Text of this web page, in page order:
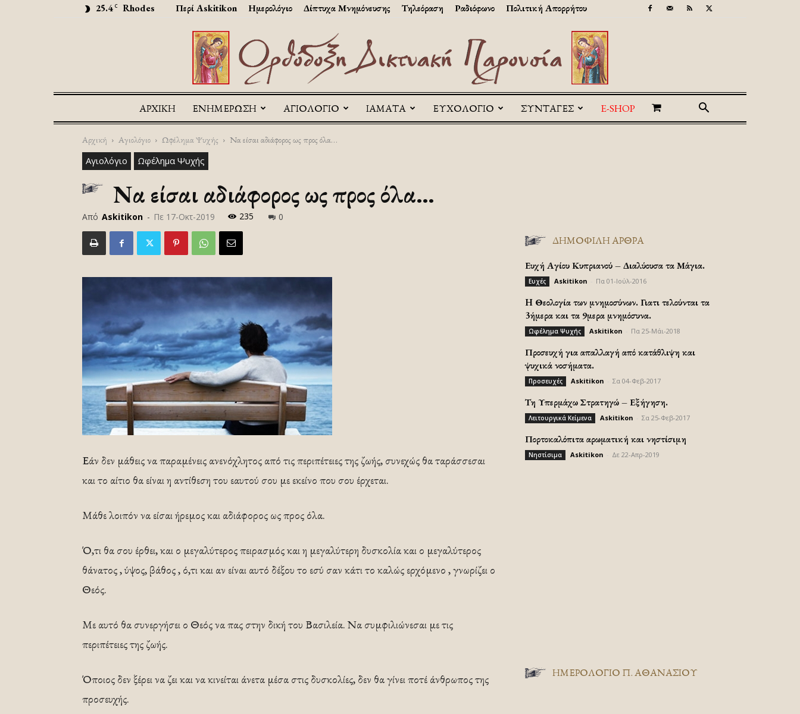
25.4 C Rhodes Περί Askitikon Ημερολόγιο Δίπτυχα Μνημόνευσης Τηλεόραση Ραδιόφωνο Πολιτική Απορρήτου
Askitikon
ΑΡΧΙΚΉ ΕΝΗΜΕΡΩΣΗ ΑΓΙΟΛΟΓΙΟ ΙΑΜΑΤΑ ΕΥΧΟΛΟΓΙΟ ΣΥΝΤΑΓΕΣ E-SHOP
Αρχική Αγιολόγιο Ωφέλημα Ψυχής Να είσαι αδιάφορος ως προς όλα…
Αγιολόγιο Ωφέλημα Ψυχής
Να είσαι αδιάφορος ως προς όλα…
Από Askitikon - Πε 17-Οκτ-2019 235 0
Εάν δεν μάθεις να παραμένεις ανενόχλητος από τις περιπέτειες της ζωής, συνεχώς θα ταράσσεσαι
και το αίτιο θα είναι η αντίθεση του εαυτού σου με εκείνο που σου έρχεται.
Μάθε λοιπόν να είσαι ήρεμος και αδιάφορος ως προς όλα.
Ό,τι θα σου έρθει, και ο μεγαλύτερος πειρασμός και η μεγαλύτερη δυσκολία και ο μεγαλύτερος
θάνατος , ύψος, βάθος , ό,τι και αν είναι αυτό δέξου το εσύ σαν κάτι το καλώς ερχόμενο , γνωρίζει ο
Θεός.
Με αυτό θα συνεργήσει ο Θεός να πας στην δική του Βασιλεία. Να συμφιλιώνεσαι με τις
περιπέτειες της ζωής.
Όποιος δεν ξέρει να ζει και να κινείται άνετα μέσα στις δυσκολίες, δεν θα γίνει ποτέ άνθρωπος της
προσευχής.
ΔΗΜΟΦΙΛΗ ΑΡΘΡΑ
Ευχή Αγίου Κυπριανού – Διαλύουσα τα Μάγια.
Ευχές Askitikon Πα 01-Ιούλ-2016
H Θεολογία των μνημοσύνων. Γιατι τελούνται τα
3ήμερα και τα 9μερα μνημόσυνα.
Ωφέλημα Ψυχής Askitikon Πα 25-Μάι-2018
Προσευχή για απαλλαγή από κατάθλιψη και
ψυχικά νοσήματα.
Προσευχές Askitikon Σα 04-Φεβ-2017
Τη Υπερμάχω Στρατηγώ – Εξήγηση.
Λειτουργικά Κείμενα Askitikon Σα 25-Φεβ-2017
Πορτοκαλόπιτα αρωματική και νηστίσιμη
Νηστίσιμα Askitikon Δε 22-Απρ-2019
ΗΜΕΡΟΛΟΓΙΟ Π. ΑΘΑΝΑΣΙΟΥ